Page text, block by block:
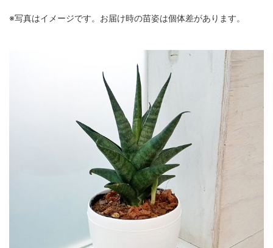
※写真はイメージです。お届け時の苗姿は個体差があります。